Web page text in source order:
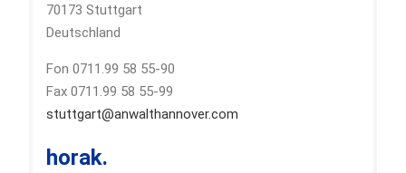
70173 Stuttgart
Deutschland
Fon 0711.99 58 55-90
Fax 0711.99 58 55-99
stuttgart@anwalthannover.com
horak.